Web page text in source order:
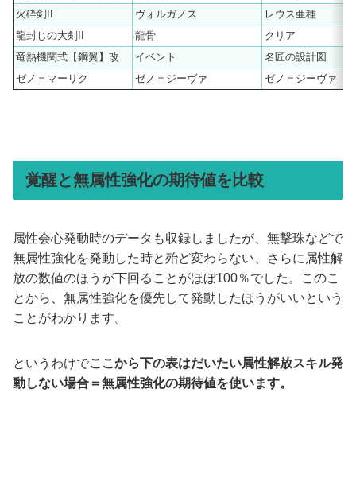
火砕剣II
ヴォルガノス
レウス亜種
龍封じの大剣II
龍骨
クリア
竜熱機関式【鋼翼】改
イベント
名匠の設計図
ゼノ＝マーリク
ゼノ＝ジーヴァ ゼノ＝ジーヴァ
覚醒と無属性強化の期待値を比較
属性会心発動時のデータも収録しましたが、無撃珠などで
無属性強化を発動した時と殆ど変わらない、さらに属性解
放の数値のほうが下回ることがほぼ100％でした。このこ
とから、無属性強化を優先して発動したほうがいいという
ことがわかります。
というわけでここから下の表はだいたい属性解放スキル発
動しない場合＝無属性強化の期待値を使います。